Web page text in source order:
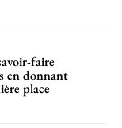
faire
en donnant
place